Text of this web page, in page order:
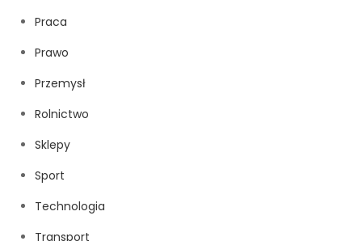
Praca
Prawo
Przemysł
Rolnictwo
Sklepy
Sport
Technologia
Transport